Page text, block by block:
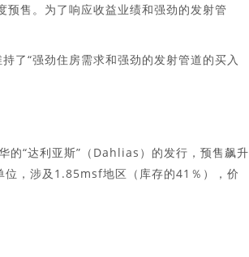
售。为了响应收益业绩和强劲的发射管
了“强劲住房需求和强劲的发射管道的买入
的“达利亚斯”（Dahlias）的发行，预售飙升
，涉及1.85msf地区（库存的41％），价